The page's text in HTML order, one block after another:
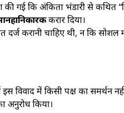
गई कि अंकिता भंडारी से कथित
करार दिया।
करानी चाहिए थी, न कि सोशल
विवाद में किसी पक्ष का समर्थन
अनुरोध किया।